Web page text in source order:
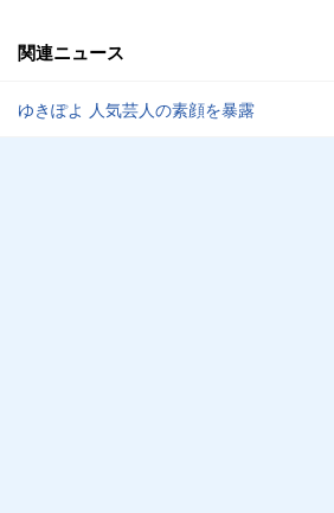
関連ニュース
ゆきぽよ 人気芸人の素顔を暴露